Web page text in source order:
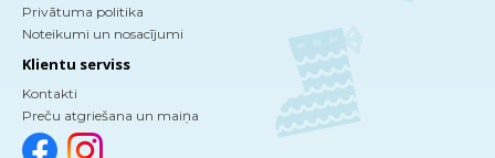
Privātuma politika
Noteikumi un nosacījumi
Klientu serviss
Kontakti
Preču atgriešana un maiņa